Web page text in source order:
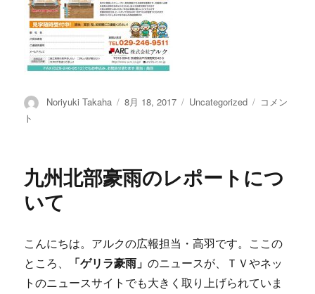
投
Noriyuki Takaha
投
8月 18, 2017
カ
Uncategorized
夏
題
に
コメン
ト
九州北部豪雨のレポートにつ
いて
こんにちは。アルクの広報担当・高羽です。ここの
ところ、
「ゲリラ豪雨」のニュースが、ＴＶやネッ
トのニュースサイトでも大きく取り上げられていま